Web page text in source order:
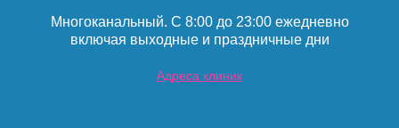
Многоканальный. С 8:00 до 23:00 ежедневно
включая выходные и праздничные дни
Адреса клиник